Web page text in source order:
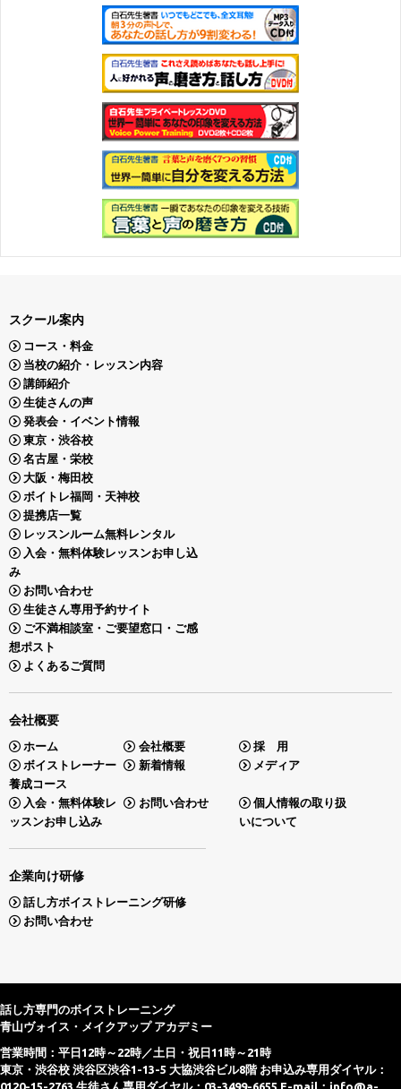
スクール案内
コース・料金
当校の紹介・レッスン内容
講師紹介
生徒さんの声
発表会・イベント情報
東京・渋谷校
名古屋・栄校
大阪・梅田校
ボイトレ福岡・天神校
提携店一覧
レッスンルーム無料レンタル
入会・無料体験レッスンお申し込
み
お問い合わせ
生徒さん専用予約サイト
ご不満相談室・ご要望窓口・ご感
想ポスト
よくあるご質問
会社概要
ホーム 会社概要
採 用
ボイストレーナー
養成コース
新着情報 メディア
入会・無料体験レ
ッスンお申し込み
お問い合わせ
個人情報の取り扱
いについて
企業向け研修
話し方ボイストレーニング研修
お問い合わせ
話し方専門のボイストレーニング
青山ヴォイス・メイクアップ アカデミー
営業時間：平日12時～22時／土日・祝日11時～21時
東京・渋谷校 渋谷区渋谷1-13-5 大協渋谷ビル8階 お申込み専用ダイヤル：
0120-15-2763 生徒さん専用ダイヤル：03-3499-6655 E-mail： info@a-